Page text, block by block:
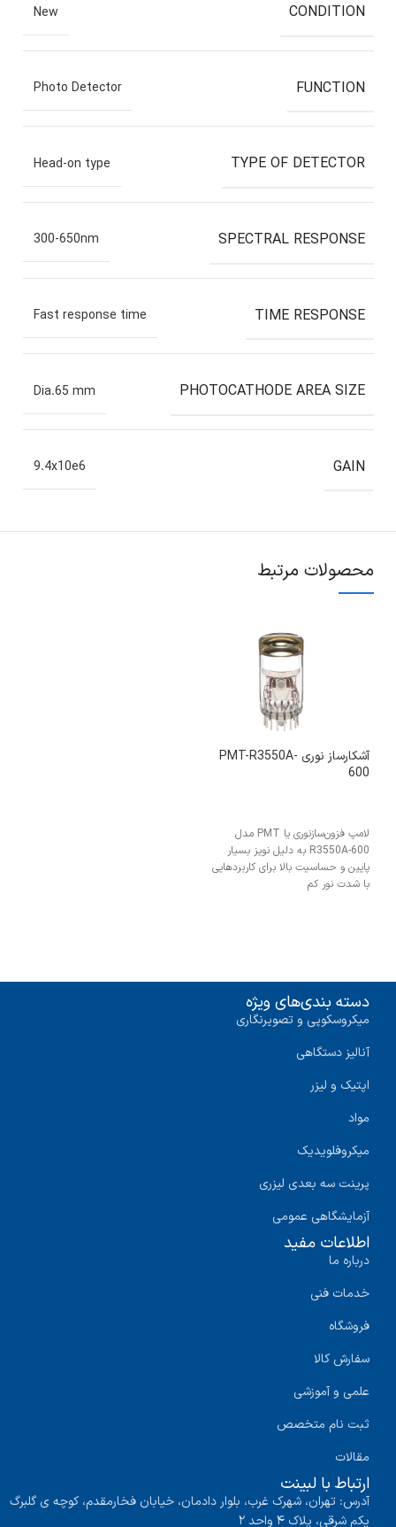
CONDITION
New
FUNCTION
Photo Detector
TYPE OF DETECTOR
Head-on type
SPECTRAL RESPONSE
300-650nm
TIME RESPONSE
Fast response time
PHOTOCATHODE AREA SIZE
Dia.65 mm
GAIN
9.4x10e6
محصولات مرتبط
آشکارساز نوری PMT-R3550A-
600
لامپ فزون‌سازنوری یا PMT مدل
R3550A-600 به دلیل نویز بسیار
پایین و حساسیت بالا برای کاربردهایی
با شدت نور کم
دسته بندی‌های ویژه
میکروسکوپی و تصویرنگاری
آنالیز دستگاهی
اپتیک و لیزر
مواد
میکروفلویدیک
پرینت سه‌ بعدی لیزری
آزمایشگاهی عمومی
اطلاعات مفید
درباره ما
خدمات فنی
فروشگاه
سفارش کالا
علمی و آموزشی
ثبت نام متخصص
مقالات
ارتباط با لبینت
آدرس: تهران، شهرک غرب، بلوار دادمان، خیابان فخارمقدم، کوچه ی گلبرگ
یکم شرقی، پلاک ۴ واحد ۲